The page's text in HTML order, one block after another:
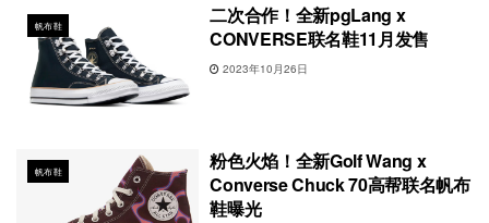
帆布鞋
二次合作！全新pgLang x
CONVERSE联名鞋11月发售
2023年10月26日
帆布鞋
粉色火焰！全新Golf Wang x
Converse Chuck 70高帮联名帆布
鞋曝光